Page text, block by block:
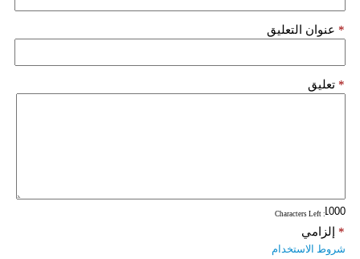
عنوان التعليق *
تعليق *
: Characters Left
إلزامي *
شروط الاستخدام